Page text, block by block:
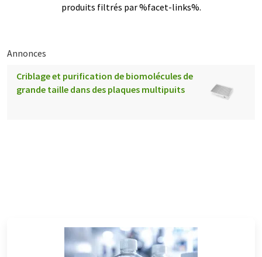
produits filtrés par %facet-links%.
Annonces
Criblage et purification de biomolécules de
grande taille dans des plaques multipuits